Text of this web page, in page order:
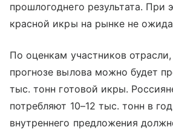
прошлогоднего результата. При
красной икры на рынке не
По оценкам участников
прогнозе вылова можно будет
тыс. тонн готовой икры.
потребляют 10–12 тыс. тонн в
внутреннего предложения